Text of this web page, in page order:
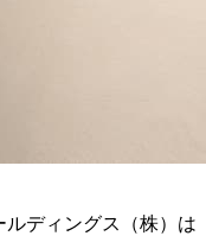
ルディングス（株）は